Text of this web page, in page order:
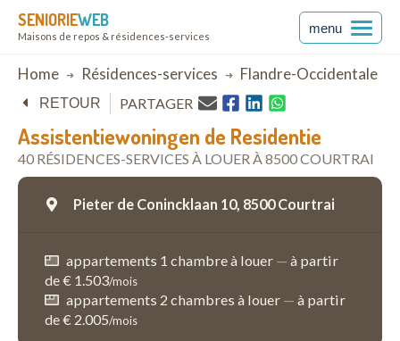
SENIORIEWEB
Maisons de repos & résidences-services
menu
Breadcrumb
Home Résidences-services Flandre-Occidentale
Assistentiewoningen de Residentie
40 RÉSIDENCES-SERVICES À LOUER À 8500 COURTRAI
RETOUR PARTAGER
Pieter de Conincklaan 10, 8500 Courtrai
appartements 1 chambre à louer — à partir
de € 1.503/mois
appartements 2 chambres à louer — à partir
de € 2.005/mois